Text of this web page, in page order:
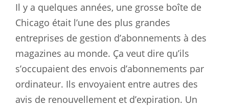
Il y a quelques années, une grosse boîte de
Chicago était l’une des plus grandes
entreprises de gestion d’abonnements à des
magazines au monde. Ça veut dire qu’ils
s’occupaient des envois d’abonnements par
ordinateur. Ils envoyaient entre autres des
avis de renouvellement et d’expiration. Un